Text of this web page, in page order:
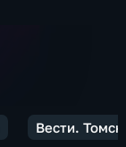
Вести. Томск